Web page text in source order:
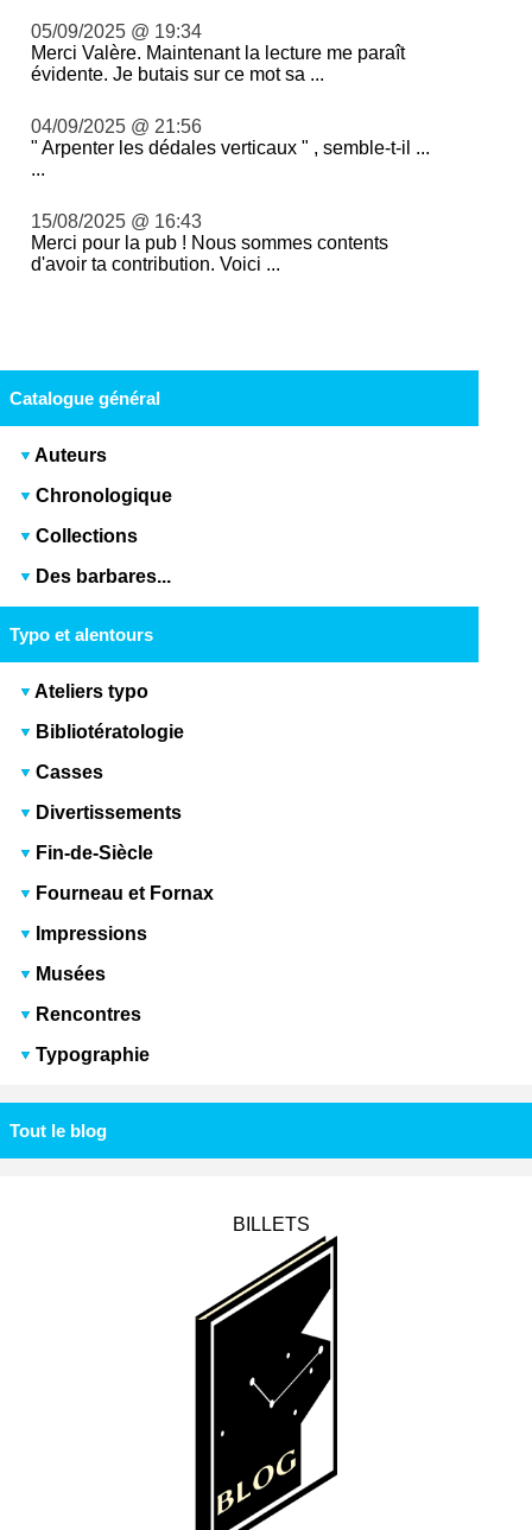
05/09/2025 @ 19:34
Merci Valère. Maintenant la lecture me paraît
évidente. Je butais sur ce mot sa ...
04/09/2025 @ 21:56
" Arpenter les dédales verticaux " , semble-t-il ...
...
15/08/2025 @ 16:43
Merci pour la pub ! Nous sommes contents
d'avoir ta contribution. Voici ...
Catalogue général
Auteurs
Chronologique
Collections
Des barbares...
Typo et alentours
Ateliers typo
Bibliotératologie
Casses
Divertissements
Fin-de-Siècle
Fourneau et Fornax
Impressions
Musées
Rencontres
Typographie
Tout le blog
BILLETS